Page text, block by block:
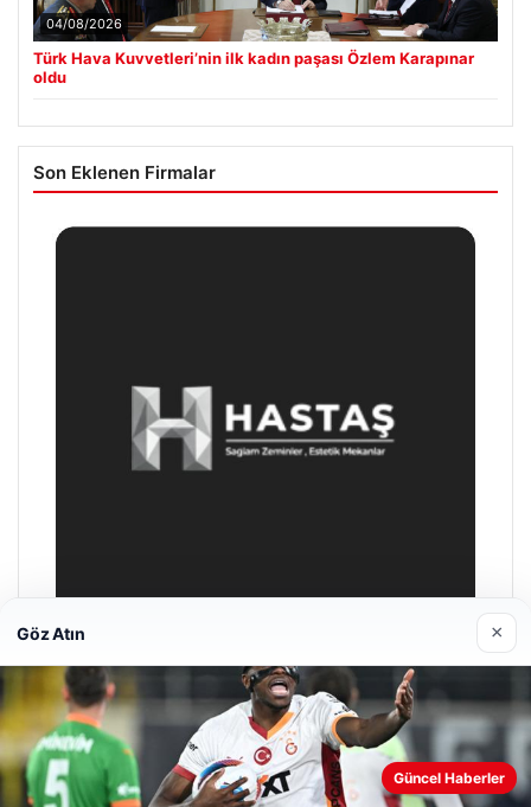
04/08/2026
Türk Hava Kuvvetleri’nin ilk kadın paşası Özlem Karapınar
oldu
Son Eklenen Firmalar
Hastaş Beton
26/05/2026
Web sitemizi nasıl kullandığınızı daha iyi anlayabilmek,
Göz Atın ×
Güncel Haberler